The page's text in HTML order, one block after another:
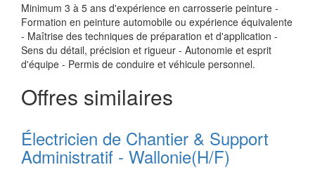
Minimum 3 à 5 ans d'expérience en carrosserie peinture -
Formation en peinture automobile ou expérience équivalente
- Maîtrise des techniques de préparation et d'application -
Sens du détail, précision et rigueur - Autonomie et esprit
d'équipe - Permis de conduire et véhicule personnel.
Offres similaires
Électricien de Chantier & Support
Administratif - Wallonie(H/F)